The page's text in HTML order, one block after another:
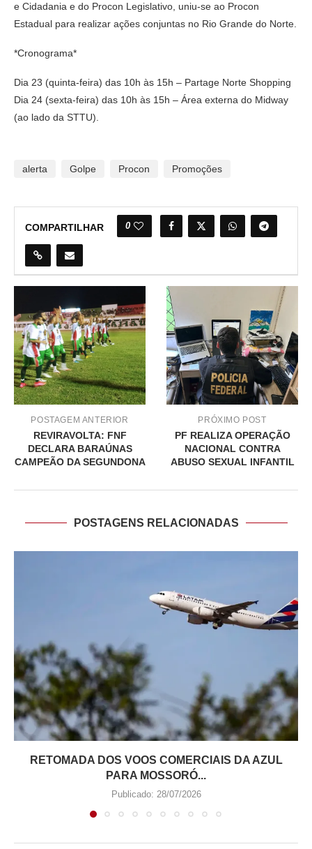
e Cidadania e do Procon Legislativo, uniu-se ao Procon
Estadual para realizar ações conjuntas no Rio Grande do Norte.
*Cronograma*
Dia 23 (quinta-feira) das 10h às 15h – Partage Norte Shopping
Dia 24 (sexta-feira) das 10h às 15h – Área externa do Midway
(ao lado da STTU).
alerta Golpe Procon Promoções
COMPARTILHAR 0
POSTAGEM ANTERIOR
REVIRAVOLTA: FNF
DECLARA BARAÚNAS
CAMPEÃO DA SEGUNDONA
PRÓXIMO POST
PF REALIZA OPERAÇÃO
NACIONAL CONTRA
ABUSO SEXUAL INFANTIL
POSTAGENS RELACIONADAS
RETOMADA DOS VOOS COMERCIAIS DA AZUL
PARA MOSSORÓ...
Publicado: 28/07/2026